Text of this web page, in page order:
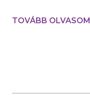
TOVÁBB OLVASOM